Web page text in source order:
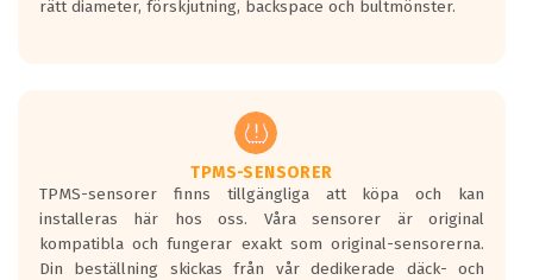
ett tyst däck.
regelverket som introduceras år 2016.
Ett däck med två svarta vågor är redan
godkända för år 2016 nya regelverk.
Ett däck med en svart våg kommer vara
minst tre decibel tystare än det
regelverk som börjar gälla 2016.
rätt diameter, förskjutning, backspace och bultmönster.
TPMS-SENSORER
TPMS-sensorer finns tillgängliga att köpa och kan
installeras här hos oss. Våra sensorer är original
kompatibla och fungerar exakt som original-sensorerna.
Din beställning skickas från vår dedikerade däck- och